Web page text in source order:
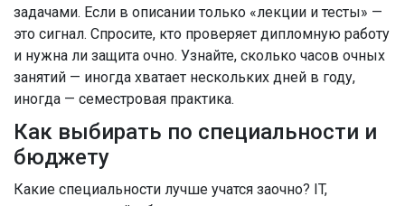
задачами. Если в описании только «лекции и тесты» —
это сигнал. Спросите, кто проверяет дипломную работу
и нужна ли защита очно. Узнайте, сколько часов очных
занятий — иногда хватает нескольких дней в году,
иногда — семестровая практика.
Как выбирать по специальности и
бюджету
Какие специальности лучше учатся заочно? IT,